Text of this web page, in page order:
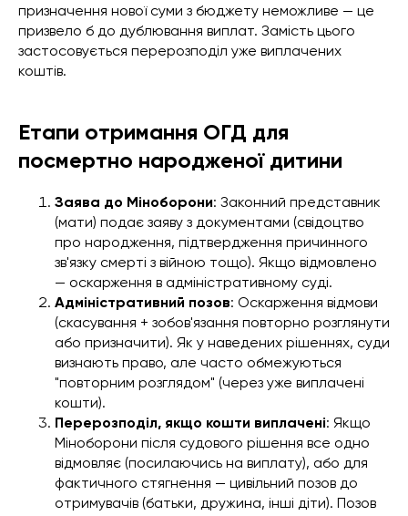
призначення нової суми з бюджету неможливе — це
призвело б до дублювання виплат. Замість цього
застосовується перерозподіл уже виплачених
коштів.
Етапи отримання ОГД для
посмертно народженої дитини
Заява до Міноборони: Законний представник
(мати) подає заяву з документами (свідоцтво
про народження, підтвердження причинного
зв'язку смерті з війною тощо). Якщо відмовлено
— оскарження в адміністративному суді.
Адміністративний позов: Оскарження відмови
(скасування + зобов'язання повторно розглянути
або призначити). Як у наведених рішеннях, суди
визнають право, але часто обмежуються
"повторним розглядом" (через уже виплачені
кошти).
Перерозподіл, якщо кошти виплачені: Якщо
Міноборони після судового рішення все одно
відмовляє (посилаючись на виплату), або для
фактичного стягнення — цивільний позов до
отримувачів (батьки, дружина, інші діти). Позов